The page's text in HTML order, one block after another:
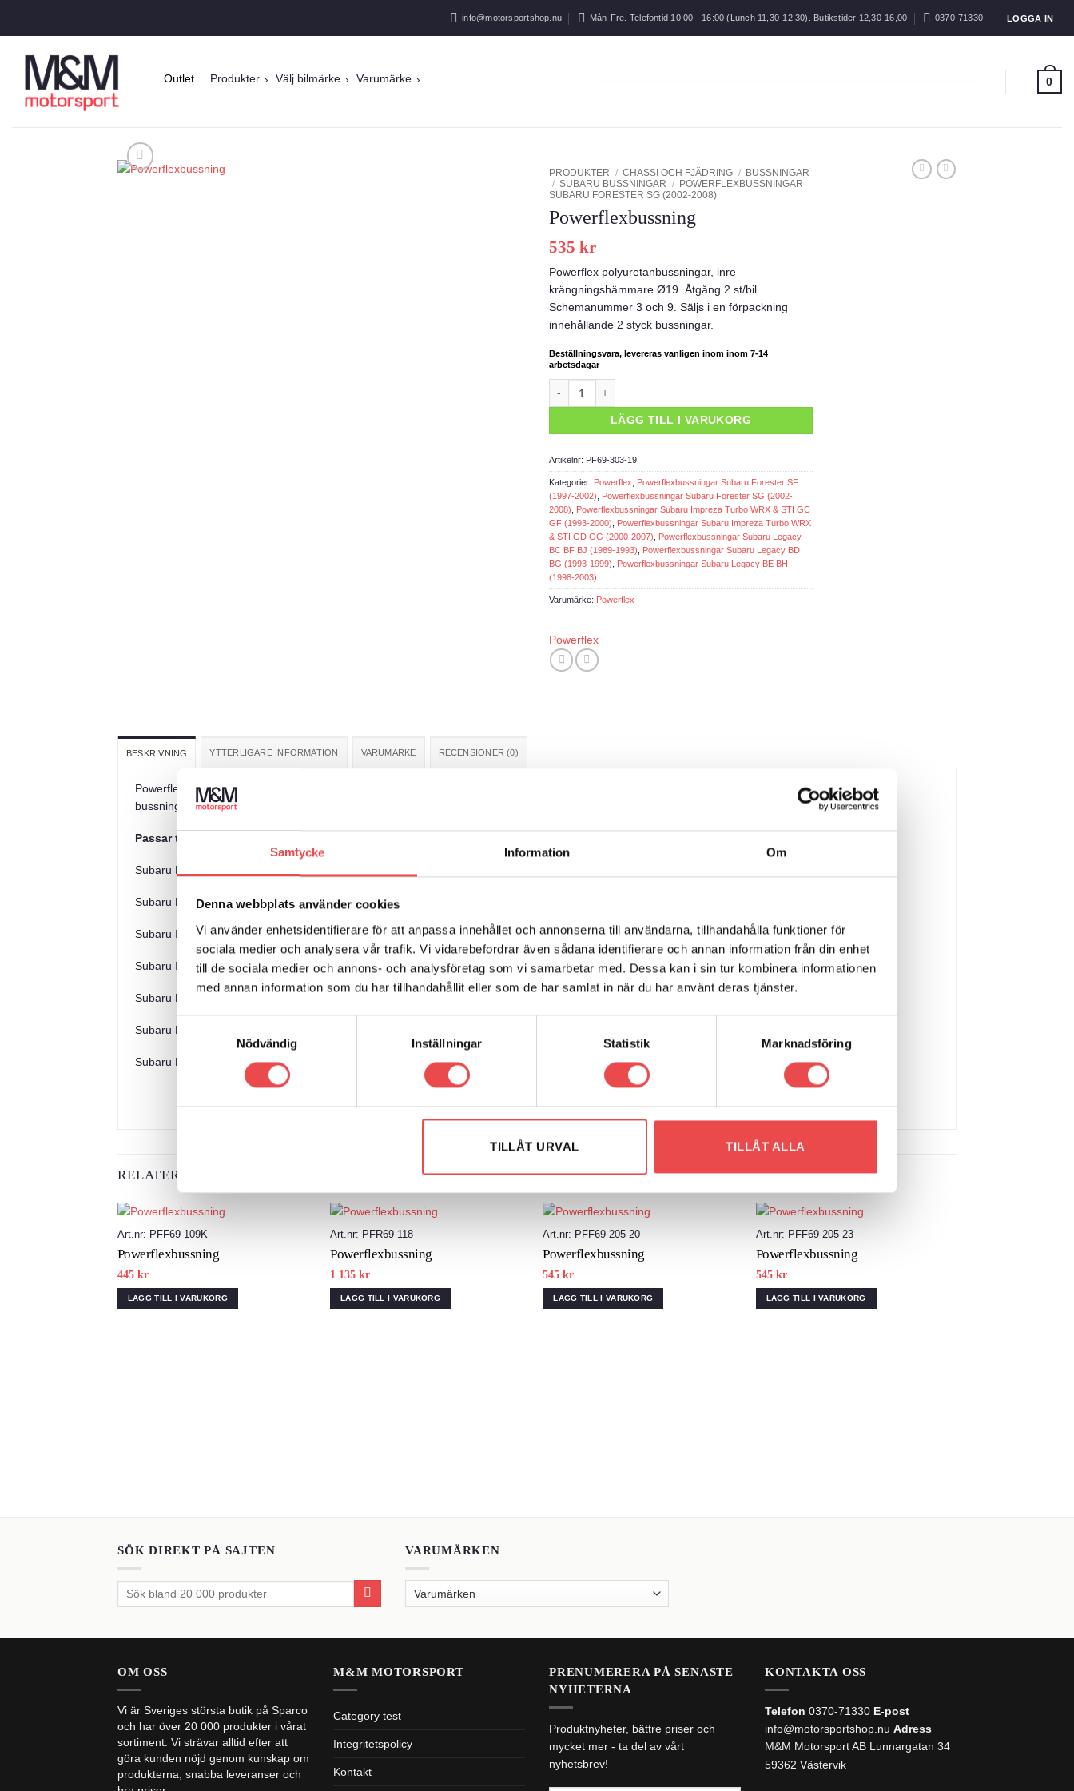
Samtycke Information Om
Denna webbplats använder cookies
Vi använder enhetsidentifierare för att anpassa innehållet och annonserna till användarna, tillhandahålla funktioner för
sociala medier och analysera vår trafik. Vi vidarebefordrar även sådana identifierare och annan information från din enhet
till de sociala medier och annons- och analysföretag som vi samarbetar med. Dessa kan i sin tur kombinera informationen
med annan information som du har tillhandahållit eller som de har samlat in när du har använt deras tjänster.
Samtyckesval
Nödvändig
Inställningar Statistik Marknadsföring
TILLÅT URVAL TILLÅT ALLA
info@motorsportshop.nu Mån-Fre. Telefontid 10:00 - 16:00 (Lunch 11,30-12,30). Butikstider 12,30-16,00 0370-71330 LOGGA IN
Outlet Produkter Välj bilmärke Varumärke 0
PRODUKTER / CHASSI OCH FJÄDRING / BUSSNINGAR
/ SUBARU BUSSNINGAR / POWERFLEXBUSSNINGAR
SUBARU FORESTER SG (2002-2008)
Powerflexbussning
535 kr
Powerflex polyuretanbussningar, inre
krängningshämmare Ø19. Åtgång 2 st/bil.
Schemanummer 3 och 9. Säljs i en förpackning
innehållande 2 styck bussningar.
Beställningsvara, levereras vanligen inom inom 7-14
arbetsdagar
LÄGG TILL I VARUKORG
Artikelnr: PF69-303-19
Kategorier: Powerflex
Powerflexbussningar Subaru Forester SF
(1997-2002)
Powerflexbussningar Subaru Forester SG (2002-
2008)
Powerflexbussningar Subaru Impreza Turbo WRX & STI GC
GF (1993-2000)
Powerflexbussningar Subaru Impreza Turbo WRX
& STI GD GG (2000-2007)
Powerflexbussningar Subaru Legacy
BC BF BJ (1989-1993)
Powerflexbussningar Subaru Legacy BD
BG (1993-1999)
Powerflexbussningar Subaru Legacy BE BH
(1998-2003)
Varumärke: Powerflex
Powerflex
BESKRIVNING YTTERLIGARE INFORMATION VARUMÄRKE RECENSIONER (0)
Powerflex polyuretanbussningar, inre krängningshämmare Ø19. Åtgång 2 st/bil. Schemanummer 3 och 9. Säljs i en förpackning innehållande 2 styck
bussningar.
Passar till följande bilmodeller:
Subaru Forester SF (1997-2002)
Subaru Forester SG (2002-2008)
Subaru Impreza Turbo WRX & STI GC GF (1993-2000)
Subaru Impreza Turbo WRX & STI GD GG (2000-2007)
Subaru Legacy BC BF BJ (1989-1993)
Subaru Legacy BD BG (1993-1999)
Subaru Legacy BE BH (1998-2003)
RELATERADE PRODUKTER
Art.nr: PFF69-109K
Powerflexbussning
445 kr
LÄGG TILL I VARUKORG
Art.nr: PFR69-118
Powerflexbussning
1 135kr
LÄGG TILL I VARUKORG
Art.nr: PFF69-205-20
Powerflexbussning
545kr
LÄGG TILL I VARUKORG
Art.nr: PFF69-205-23
Powerflexbussning
545 kr
LÄGG TILL I VARUKORG
SÖK DIREKT PÅ SAJTEN
Sök
VARUMÄRKEN
OM OSS
Vi är Sveriges största butik på Sparco
och har över 20 000 produkter i vårat
sortiment. Vi strävar alltid efter att
göra kunden nöjd genom kunskap om
produkterna, snabba leveranser och
M&M MOTORSPORT
Category test
Integritetspolicy
Kontakt
PRENUMERERA PÅ SENASTE
NYHETERNA
Produktnyheter, bättre priser och
mycket mer - ta del av vårt
nyhetsbrev!
KONTAKTA OSS
Telefon 0370-71330 E-post
info@motorsportshop.nu Adress
M&M Motorsport AB Lunnargatan 34
59362 Västervik